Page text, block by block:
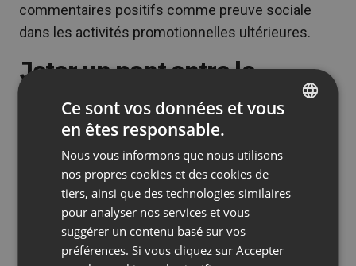
commentaires positifs comme preuve sociale
dans les activités promotionnelles ultérieures.
Jeter un pont entre le
contenu gratuit et le contenu
payant
Pendant le webinaire, fais systématiquement
comprendre que la formation payante est la suite
logique du parcours de développement que tu
viens d’entamer. Pour ce faire, tu peux :
FRENCH
GERMAN
Ce sont vos données et vous
en êtes responsable.
Nous vous informons que nous utilisons
nos propres cookies et des cookies de
tiers, ainsi que des technologies similaires
pour analyser nos services et vous
suggérer un contenu basé sur vos
préférences. Si vous cliquez sur Accepter